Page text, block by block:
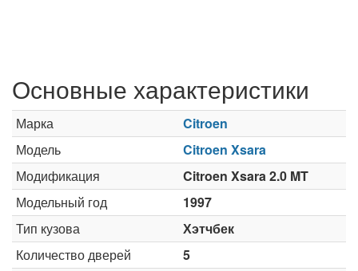
Основные характеристики
Марка
Citroen
Модель
Citroen Xsara
Модификация
Citroen Xsara 2.0 MT
Модельный год
1997
Тип кузова
Хэтчбек
Количество дверей
5